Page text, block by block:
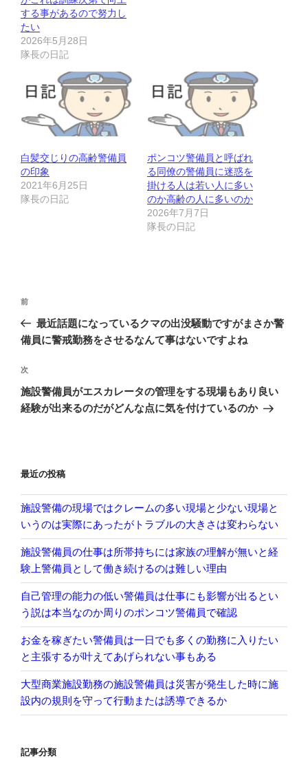
する事があるので努力し
たい
2026年5月28日
隊長の日記
白髪交じりの高齢警備員
の印象
2021年6月25日
隊長の日記
ポンコツ警備員と呼ばれ
る同僚の警備員に迷惑を
掛ける人は若い人に多い
のか高齢の人に多いのか
2026年7月7日
隊長の日記
投
ナ
ゲ
ー
シ
前
の
投
前
最近話題になっているクマの出没騒動ですがまさか警
備員に警戒勤務をさせるなんて事はないですよね
次
の
投
次
施設警備員がエスカレータの管理をする現場もあり良い
経験が出来るのだがどんな点に気を付けているのか
最近の投稿
施設警備の現場ではクレームの多い現場と少ない現場と
いうのは実際にあったがトラブルの大きさは変わらない
施設警備員の仕事は所帯持ちには家族の理解が無いと経
験上警備員として働き続けるのは難しい理由
自己管理の能力の低い警備員は仕事にも影響が出るとい
う説は本当なのか周りのポンコツ警備員で確認
お金を稼ぎたい警備員は一日でも多くの勤務に入りたい
と主張するが叶えてあげられない事もある
大型商業施設勤務の施設警備員は災害が発生した時に施
設内の規則を守って行動または誘導できるか
記事分類